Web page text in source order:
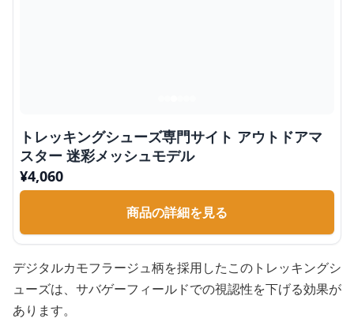
トレッキングシューズ専門サイト アウトドアマ
スター 迷彩メッシュモデル
¥4,060
商品の詳細を見る
デジタルカモフラージュ柄を採用したこのトレッキングシ
ューズは、サバゲーフィールドでの視認性を下げる効果が
あります。